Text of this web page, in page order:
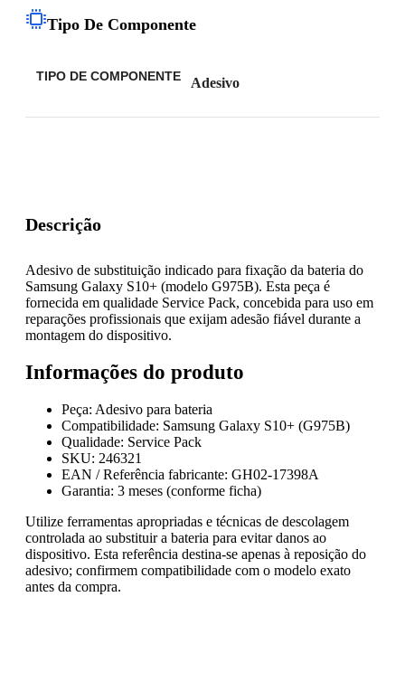
Descrição
Adesivo de substituição indicado para fixação da bateria do
Samsung Galaxy S10+ (modelo G975B). Esta peça é
fornecida em qualidade Service Pack, concebida para uso em
reparações profissionais que exijam adesão fiável durante a
montagem do dispositivo.
Informações do produto
Peça: Adesivo para bateria
Compatibilidade: Samsung Galaxy S10+ (G975B)
Qualidade: Service Pack
SKU: 246321
EAN / Referência fabricante: GH02-17398A
Garantia: 3 meses (conforme ficha)
Utilize ferramentas apropriadas e técnicas de descolagem
controlada ao substituir a bateria para evitar danos ao
dispositivo. Esta referência destina-se apenas à reposição do
adesivo; confirmem compatibilidade com o modelo exato
antes da compra.
Tipo De Componente
TIPO DE COMPONENTE Adesivo